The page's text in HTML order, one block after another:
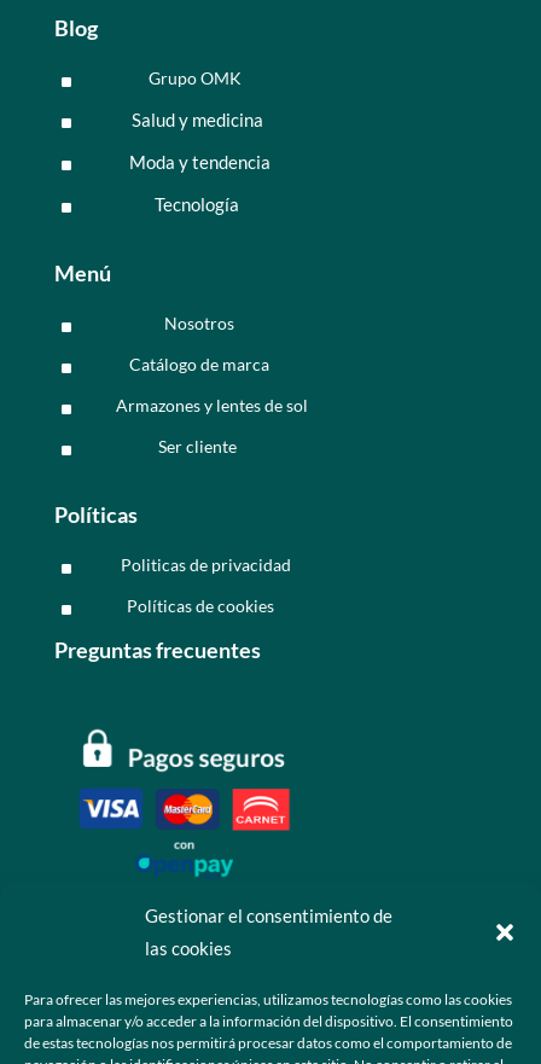
Gestionar el consentimiento de
las cookies
Para ofrecer las mejores experiencias, utilizamos tecnologías como las cookies
para almacenar y/o acceder a la información del dispositivo. El consentimiento
de estas tecnologías nos permitirá procesar datos como el comportamiento de
Blog
^ Grupo OMK
^ Salud y medicina
^ Moda y tendencia
^ Tecnología
Menú
^ Nosotros
^ Catálogo de marca
^ Armazones y lentes de sol
^ Ser cliente
Políticas
^ Politicas de privacidad
^ Políticas de cookies
Preguntas frecuentes
 +52 55 6173 7725 (Ventas)